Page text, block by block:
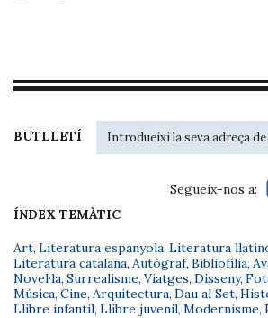
BUTLLETÍ
Segueix-nos a:
ÍNDEX TEMÀTIC
Art, Literatura espanyola, Literatura
Literatura catalana, Autògraf, Bibliofília,
Novel·la, Surrealisme, Viatges, Disseny,
Música, Cine, Arquitectura, Dau al Set,
Llibre infantil, Llibre juvenil, Modernisme,